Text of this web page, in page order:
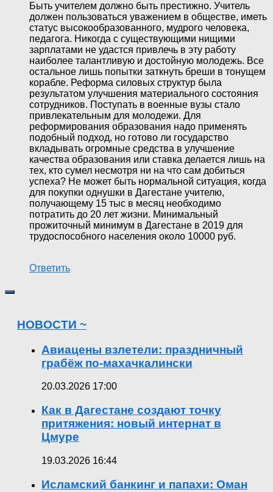
Быть учителем должно быть престижно. Учитель
должен пользоваться уважением в обществе, иметь
статус высокообразованного, мудрого человека,
педагога. Никогда с существующими нищими
зарплатами не удастся привлечь в эту работу
наиболее талантливую и достойную молодежь. Все
остальное лишь попытки заткнуть бреши в тонущем
корабле. Реформа силовых структур была
результатом улучшения материального состояния
сотрудников. Поступать в военные вузы стало
привлекательным для молодежи. Для
реформирования образования надо применять
подобный подход, но готово ли государство
вкладывать огромные средства в улучшение
качества образования или ставка делается лишь на
тех, кто сумел несмотря ни на что сам добиться
успеха? Не может быть нормальной ситуация, когда
для покупки однушки в Дагестане учителю,
получающему 15 тыс в месяц необходимо
потратить до 20 лет жизни. Минимальный
прожиточный минимум в Дагестане в 2019 для
трудоспособного населения около 10000 руб.
Ответить
НОВОСТИ ~
Авиацены взлетели: праздничный
грабёж по-махачкалински
20.03.2026 17:00
Как в Дагестане создают точку
притяжения: новый интернат в
Цмуре
19.03.2026 16:44
Исламский банкинг и папахи: Оман